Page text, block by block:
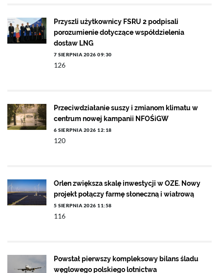
Przyszli użytkownicy FSRU 2 podpisali
porozumienie dotyczące współdzielenia
dostaw LNG
7 SIERPNIA 2026 09:30
126
Przeciwdziałanie suszy i zmianom klimatu w
centrum nowej kampanii NFOŚiGW
6 SIERPNIA 2026 12:18
120
Orlen zwiększa skalę inwestycji w OZE. Nowy
projekt połączy farmę słoneczną i wiatrową
5 SIERPNIA 2026 11:58
116
Powstał pierwszy kompleksowy bilans śladu
węglowego polskiego lotnictwa